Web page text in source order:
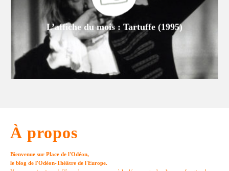
L’affiche du mois : Tartuffe (1995)
À propos
Bienvenue sur Place de l'Odéon,
le blog de l'Odéon-Théâtre de l'Europe.